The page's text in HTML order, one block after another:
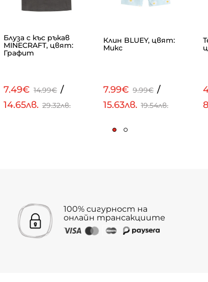
Блуза с къс ръкав
MINECRAFT, цвят:
Графит
7.49€ 14.99€ /
14.65лв. 29.32лв.
Клин BLUEY, цвят:
Микс
7.99€ 9.99€ /
15.63лв. 19.54лв.
100% сигурност на
онлайн трансакциите